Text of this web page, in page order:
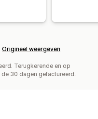
Origineel weergeven
Terugkerende en op
30 dagen gefactureerd.